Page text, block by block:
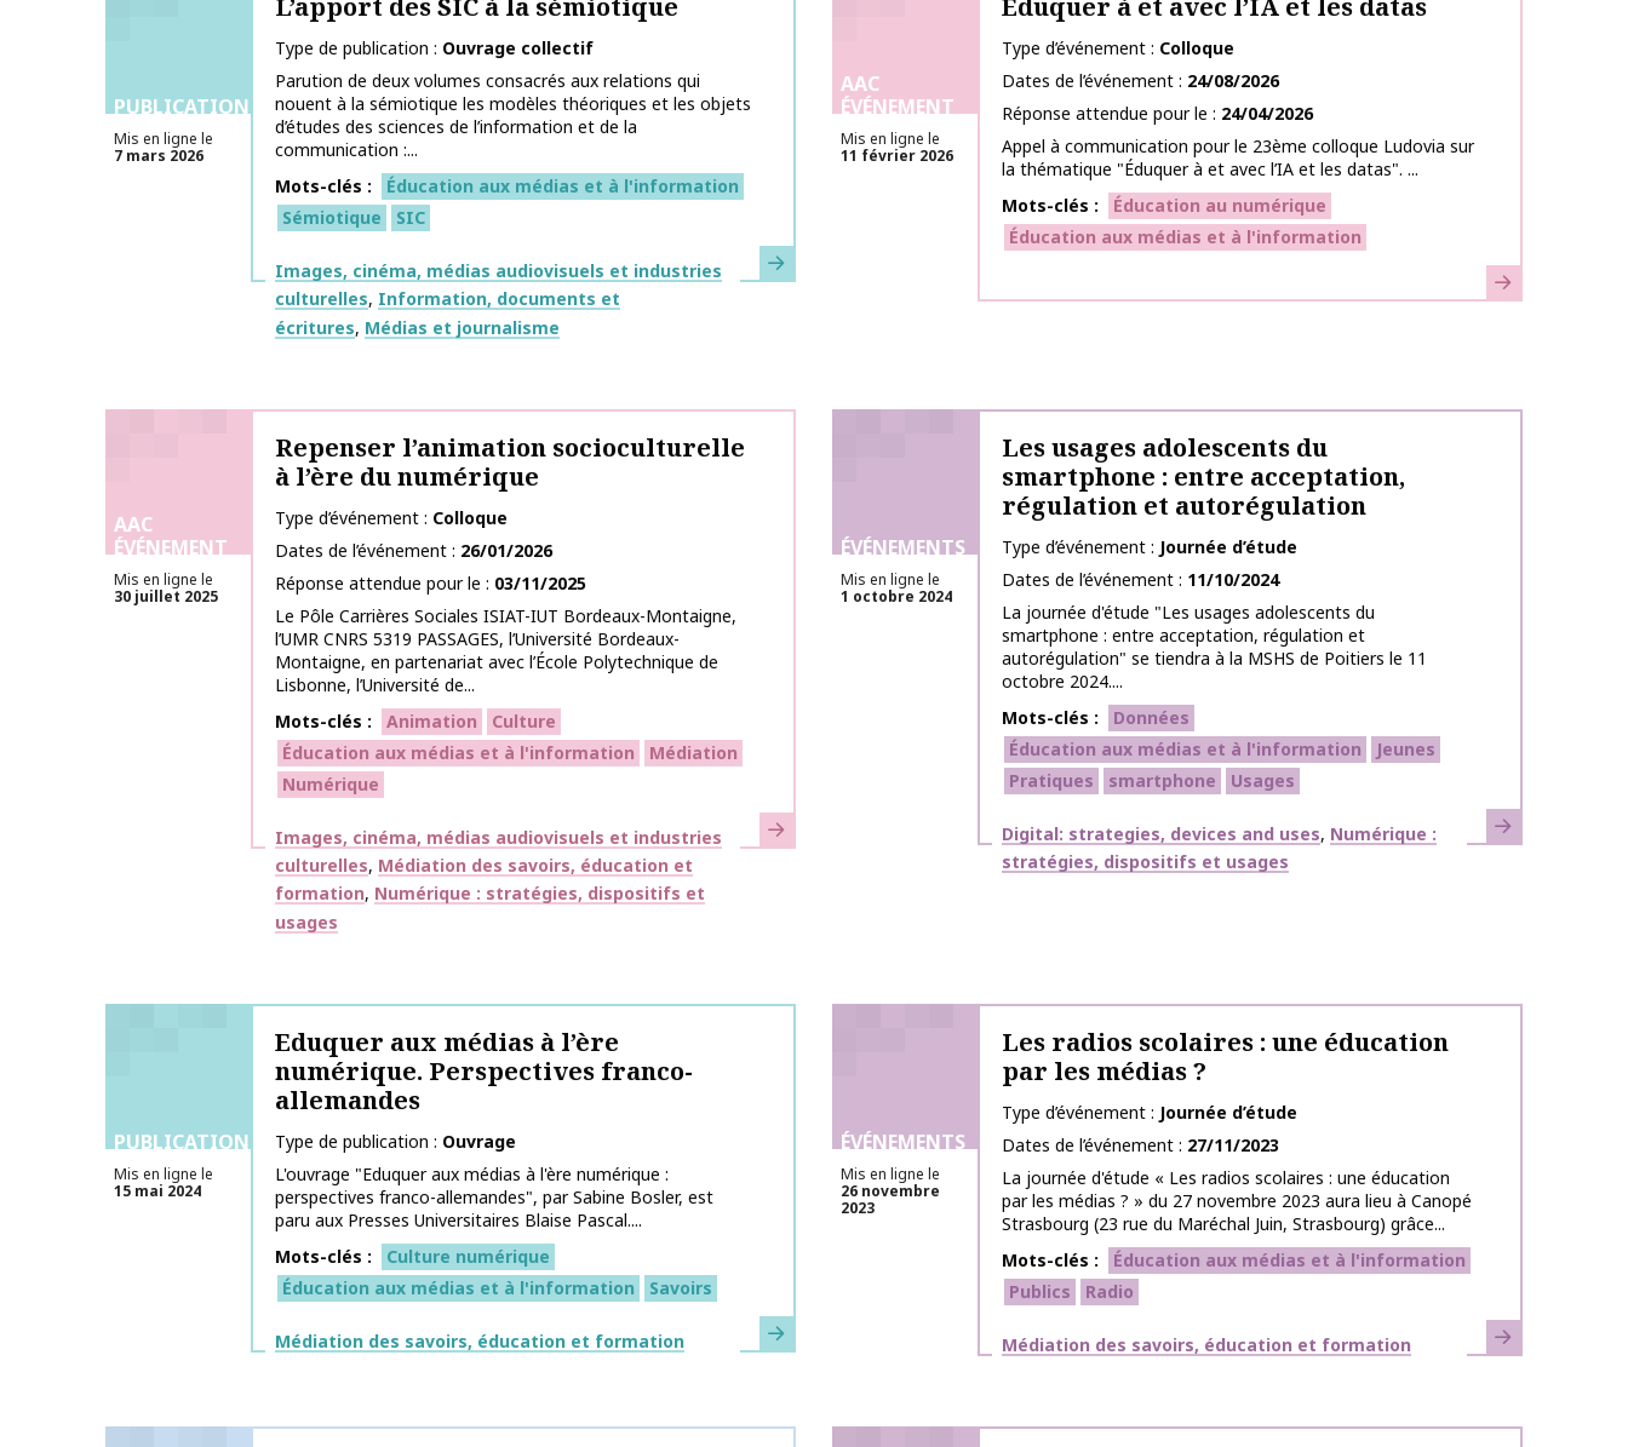
PUBLICATIONS
Mis en ligne le
7 mars 2026
L’apport des SIC à la sémiotique
Type de publication
Ouvrage collectif
Parution de deux volumes consacrés aux relations qui
nouent à la sémiotique les modèles théoriques et les objets
d’études des sciences de l’information et de la
communication :...
Mots-clés
Éducation aux médias et à l'information
Sémiotique
SIC
Thématiques
Images, cinéma, médias audiovisuels et industries
culturelles Information, documents et
écritures Médias et journalisme
En savoir plus
AAC
ÉVÉNEMENT
Mis en ligne le
11 février 2026
Éduquer à et avec l’IA et les datas
Type d’événement
Colloque
Dates de l’événement
24/08/2026
Réponse attendue pour le
24/04/2026
Appel à communication pour le 23ème colloque Ludovia sur
la thématique "Éduquer à et avec l’IA et les datas". ...
Mots-clés
Éducation au numérique
Éducation aux médias et à l'information
En savoir plus
AAC
ÉVÉNEMENT
Mis en ligne le
30 juillet 2025
Repenser l’animation socioculturelle
à l’ère du numérique
Type d’événement
Colloque
Dates de l’événement
26/01/2026
Réponse attendue pour le
03/11/2025
Le Pôle Carrières Sociales ISIAT-IUT Bordeaux-Montaigne,
l’UMR CNRS 5319 PASSAGES, l’Université Bordeaux-
Montaigne, en partenariat avec l’École Polytechnique de
Lisbonne, l’Université de...
Mots-clés
Animation
Culture
Éducation aux médias et à l'information
Médiation
Numérique
Thématiques
Images, cinéma, médias audiovisuels et industries
culturelles Médiation des savoirs, éducation et
formation Numérique : stratégies, dispositifs et
usages
En savoir plus
ÉVÉNEMENTS
Mis en ligne le
1 octobre 2024
Les usages adolescents du
smartphone : entre acceptation,
régulation et autorégulation
Type d’événement
Journée d’étude
Dates de l’événement
11/10/2024
La journée d'étude "Les usages adolescents du
smartphone : entre acceptation, régulation et
autorégulation" se tiendra à la MSHS de Poitiers le 11
octobre 2024....
Mots-clés
Données
Éducation aux médias et à l'information
Jeunes
Pratiques
smartphone Usages
Thématiques
Digital: strategies, devices and uses Numérique :
stratégies, dispositifs et usages
En savoir plus
PUBLICATIONS
Mis en ligne le
15 mai 2024
Eduquer aux médias à l’ère
numérique. Perspectives franco-
allemandes
Type de publication
Ouvrage
L'ouvrage "Eduquer aux médias à l'ère numérique :
perspectives franco-allemandes", par Sabine Bosler, est
paru aux Presses Universitaires Blaise Pascal....
Mots-clés
Culture numérique
Éducation aux médias et à l'information
Savoirs
Thématiques
Médiation des savoirs, éducation et formation En savoir plus
ÉVÉNEMENTS
Mis en ligne le
26 novembre
2023
Les radios scolaires : une éducation
par les médias ?
Type d’événement
Journée d’étude
Dates de l’événement
27/11/2023
La journée d'étude « Les radios scolaires : une éducation
par les médias ? » du 27 novembre 2023 aura lieu à Canopé
Strasbourg (23 rue du Maréchal Juin, Strasbourg) grâce...
Mots-clés
Éducation aux médias et à l'information
Publics
Radio
Thématiques
Médiation des savoirs, éducation et formation En savoir plus